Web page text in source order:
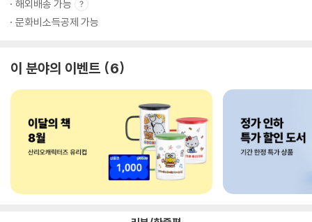
해외배송 가능
문화비소득공제 가능
이 분야의 이벤트 6